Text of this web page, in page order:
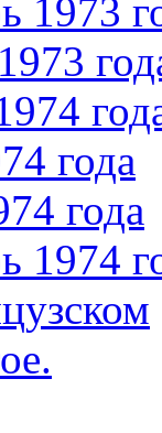
1973
года
года
1974